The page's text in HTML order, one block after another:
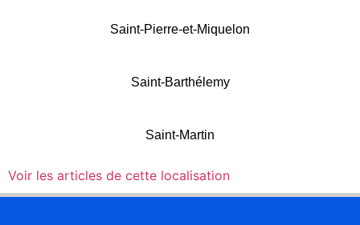
Saint-Pierre-et-Miquelon
Saint-Barthélemy
Saint-Martin
Voir les articles de cette localisation